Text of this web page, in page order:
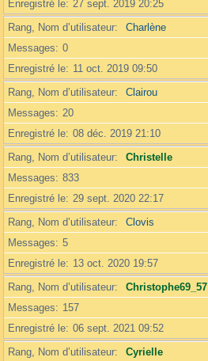
Enregistré le 27 sept. 2019 20:25
Rang, Nom d’utilisateur
Charlène
Messages
0
Enregistré le
11 oct. 2019 09:50
Rang, Nom d’utilisateur
Clairou
Messages
20
Enregistré le 08 déc. 2019 21:10
Rang, Nom d’utilisateur
Christelle
Messages
833
Enregistré le 29 sept. 2020 22:17
Rang, Nom d’utilisateur
Clovis
Messages
5
Enregistré le
13 oct. 2020 19:57
Rang, Nom d’utilisateur
Christophe69_57
Messages
157
Enregistré le 06 sept. 2021 09:52
Rang, Nom d’utilisateur
Cyrielle